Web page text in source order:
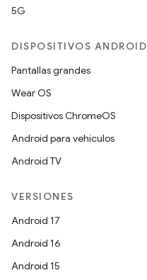
5G
DISPOSITIVOS ANDROID
Pantallas grandes
Wear OS
Dispositivos ChromeOS
Android para vehículos
Android TV
VERSIONES
Android 17
Android 16
Android 15